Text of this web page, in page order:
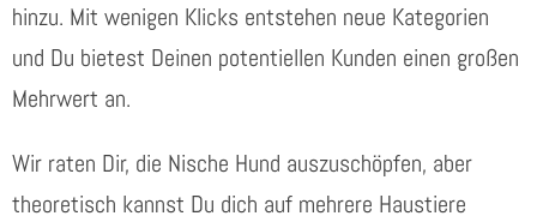
hinzu. Mit wenigen Klicks entstehen neue Kategorien
und Du bietest Deinen potentiellen Kunden einen großen
Mehrwert an.
Wir raten Dir, die Nische Hund auszuschöpfen, aber
theoretisch kannst Du dich auf mehrere Haustiere